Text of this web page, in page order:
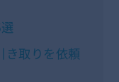
取りを依頼